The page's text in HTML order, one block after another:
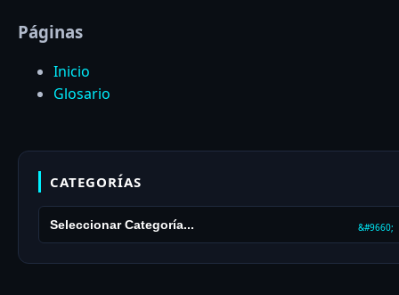
Páginas
Inicio
Glosario
CATEGORÍAS